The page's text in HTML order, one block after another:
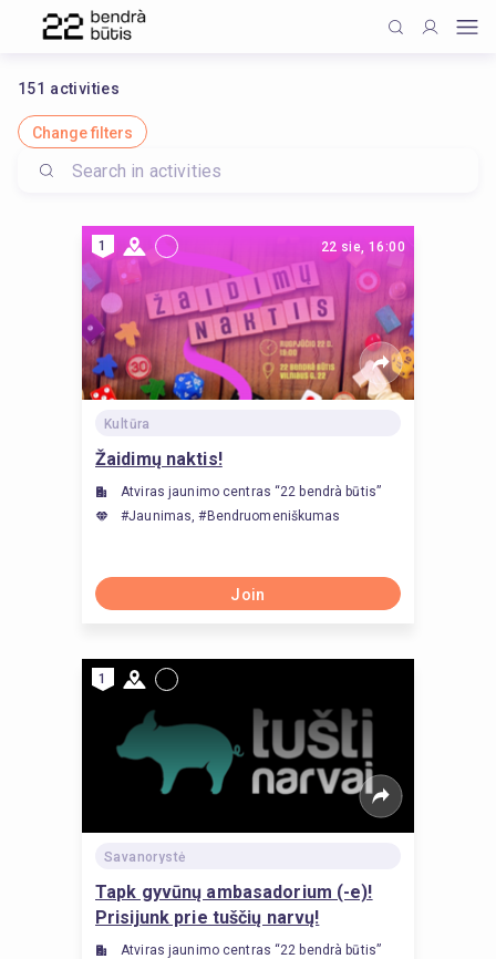
151 activities
Change filters
1 22 sie, 16:00
Kultūra
Žaidimų naktis!
Atviras jaunimo centras “22 bendrà būtis”
#Jaunimas, #Bendruomeniškumas
Join
1
Savanorystė
Tapk gyvūnų ambasadorium (-e)!
Prisijunk prie tuščių narvų!
Atviras jaunimo centras “22 bendrà būtis”